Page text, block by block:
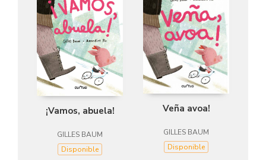
¡Vamos, abuela!
GILLES BAUM
Disponible
Veña avoa!
GILLES BAUM
Disponible